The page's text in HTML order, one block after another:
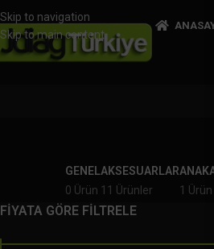
Skip to navigation
Skip to main content
GENEL
0 Ürün
AKSESUARLAR
11 Ürünler
1 Ürün
FİYATA GÖRE FİLTRELE